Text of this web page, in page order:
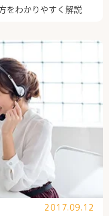
をわかりやすく解説
2017.09.12